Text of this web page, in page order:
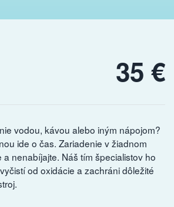
35 €
vodou, kávou alebo iným nápojom?
ide o čas. Zariadenie v žiadnom
nenabíjajte. Náš tím špecialistov ho
od oxidácie a zachráni dôležité